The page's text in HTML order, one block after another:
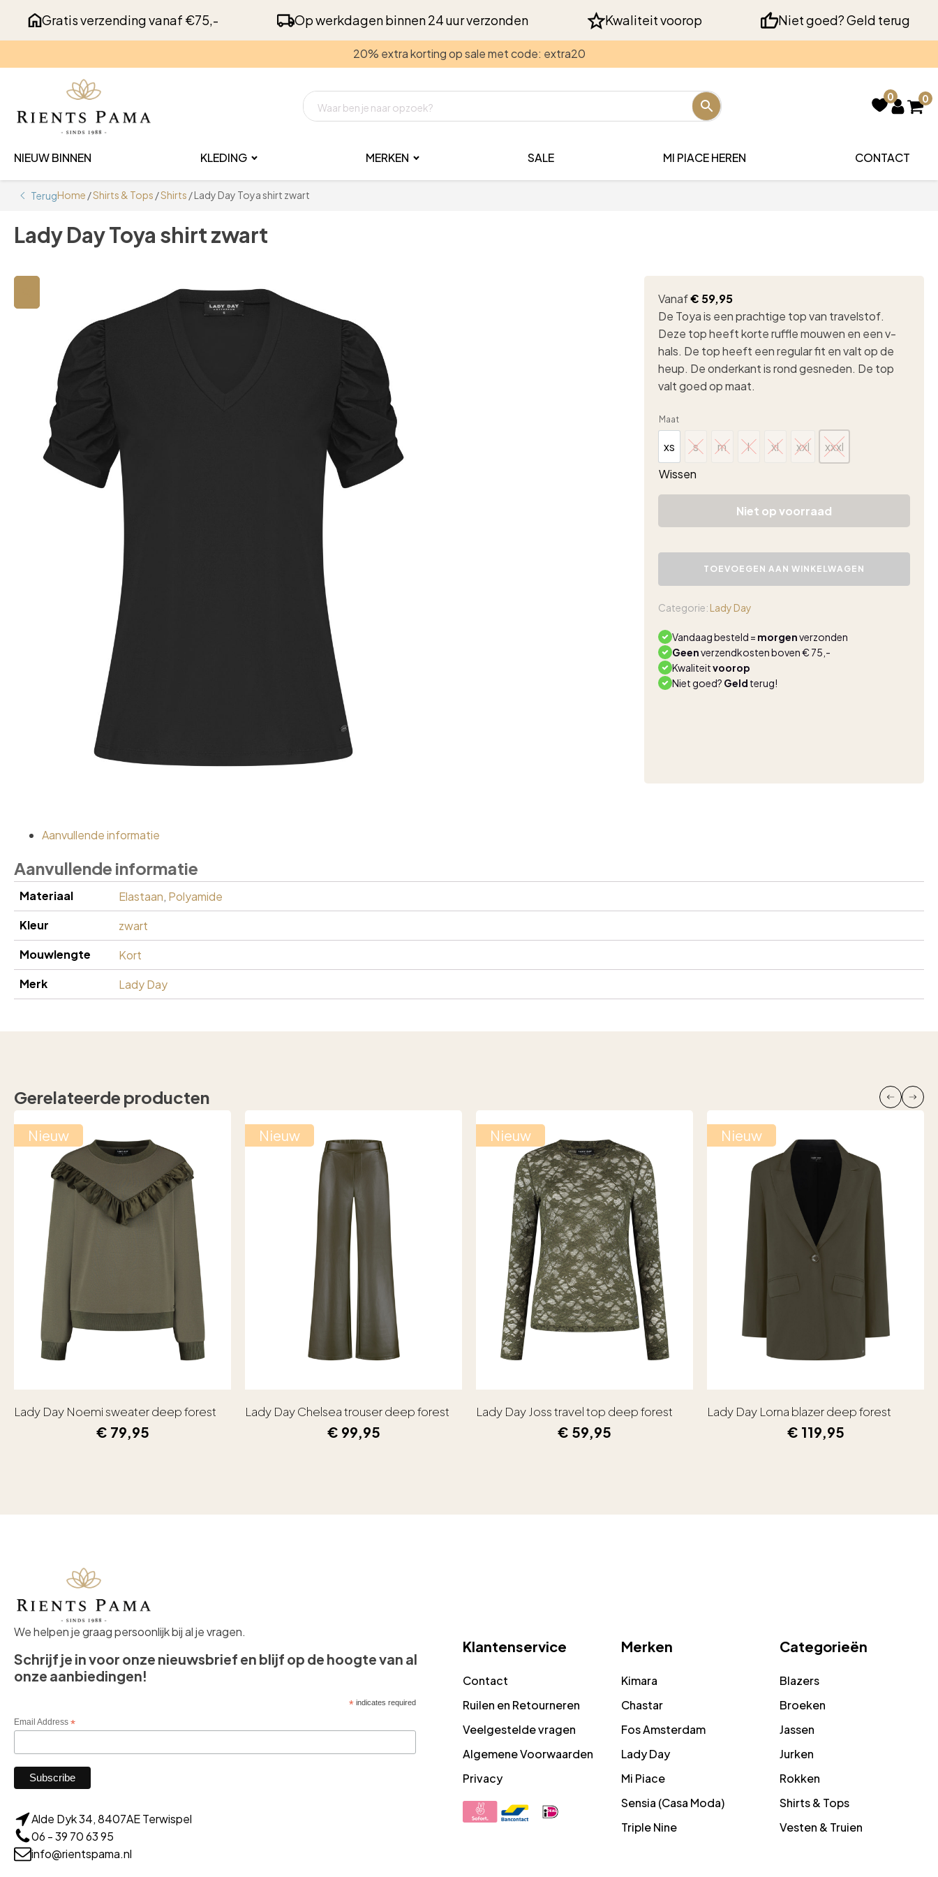
Gratis verzending vanaf €75,- Op werkdagen binnen 24 uur verzonden Kwaliteit voorop Niet goed? Geld terug
20% extra korting op sale met code: extra20
0 0
NIEUW BINNEN KLEDING MERKEN SALE MI PIACE HEREN CONTACT
TerugHome /Shirts & Tops /Shirts / Lady Day Toya shirt zwart
Lady Day Toya shirt zwart
Vanaf€ 59,95
De Toya is een prachtige top van travelstof.
Deze top heeft korte ruffle mouwen en een v-
hals. De top heeft een regular fit en valt op de
heup. De onderkant is rond gesneden. De top
valt goed op maat.
Maat
xs
xs
s
s
m
m
l
l
xl
xl
xxl
xxl
xxxl
xxxl
Wissen
Niet op voorraad
Lady
zwart
TOEVOEGEN AAN WINKELWAGEN
Categorie: Lady Day
Vandaag besteld = morgenverzonden
Geenverzendkosten boven € 75,-
Kwaliteitvoorop
Niet goed? Geld terug!
Aanvullende informatie
Aanvullende informatie
Materiaal Elastaan, Polyamide
Kleur
zwart
Mouwlengte
Kort
Merk
Lady Day
Gerelateerde producten
Nieuw
Lady Day Noemi sweater deep forest
€ 79,95
Nieuw
Lady Day Chelsea trouser deep forest
€ 99,95
Nieuw
Lady Day Joss travel top deep forest
€ 59,95
Nieuw
Lady Day Lorna blazer deep forest
€ 119,95
We helpen je graag persoonlijk bij al je vragen.
Schrijf je in voor onze nieuwsbrief en blijf op de hoogte van al
onze aanbiedingen!
* indicates required
Email Address *
Alde Dyk 34, 8407AE Terwispel
06 - 39 70 63 95
info@rientspama.nl
Klantenservice
Contact
Ruilen en Retourneren
Veelgestelde vragen
Algemene Voorwaarden
Privacy
Merken
Kimara
Chastar
Fos Amsterdam
Lady Day
Mi Piace
Sensia (Casa Moda)
Triple Nine
Categorieën
Blazers
Broeken
Jassen
Jurken
Rokken
Shirts & Tops
Vesten & Truien